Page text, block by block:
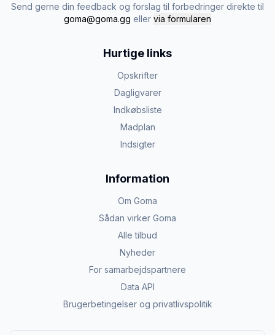
Send gerne din feedback og forslag til forbedringer direkte til
goma@goma.gg eller via formularen
Hurtige links
Opskrifter
Dagligvarer
Indkøbsliste
Madplan
Indsigter
Information
Om Goma
Sådan virker Goma
Alle tilbud
Nyheder
For samarbejdspartnere
Data API
Brugerbetingelser og privatlivspolitik